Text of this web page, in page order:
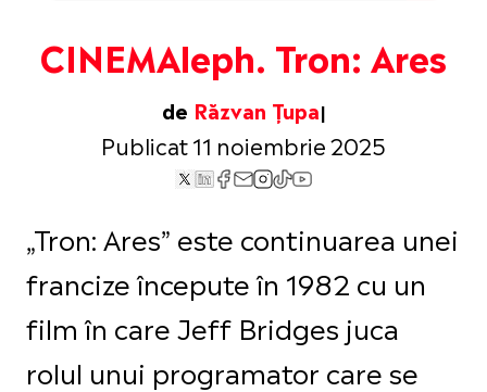
CINEMAleph. Tron: Ares
de Răzvan Țupa
Publicat 11 noiembrie 2025
„Tron: Ares” este continuarea unei
francize începute în 1982 cu un
film în care Jeff Bridges juca
rolul unui programator care se